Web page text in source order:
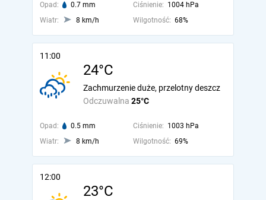
Opad: 0.7 mm Ciśnienie: 1004 hPa
Wiatr:
8 km/h Wilgotność: 68%
11:00
24°C
Odczuwalna 25°C
Zachmurzenie duże, przelotny deszcz
Opad: 0.5 mm Ciśnienie: 1003 hPa
Wiatr:
8 km/h Wilgotność: 69%
12:00
23°C